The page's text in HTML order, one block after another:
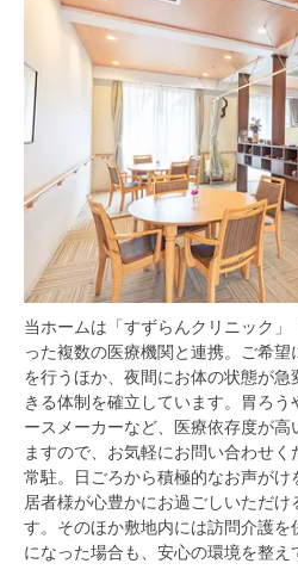
当ホームは「すずらんクリニック
った複数の医療機関と連携。ご希
を行うほか、夜間にお体の状態が
きる体制を確立しています。胃ろ
ースメーカーなど、医療依存度が
ますので、お気軽にお問い合わせ
常駐。日ごろから積極的なお声が
居者様が心豊かにお過ごしいただけ
す。そのほか敷地内には訪問介護
になった場合も、安心の環境を整え